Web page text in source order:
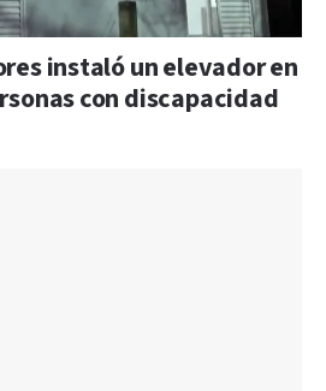
instaló un elevador en
con discapacidad